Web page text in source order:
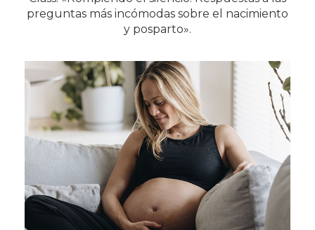
preguntas más incómodas sobre el nacimiento
y posparto».